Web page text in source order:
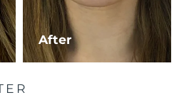
After預計送達日期 8/10/26